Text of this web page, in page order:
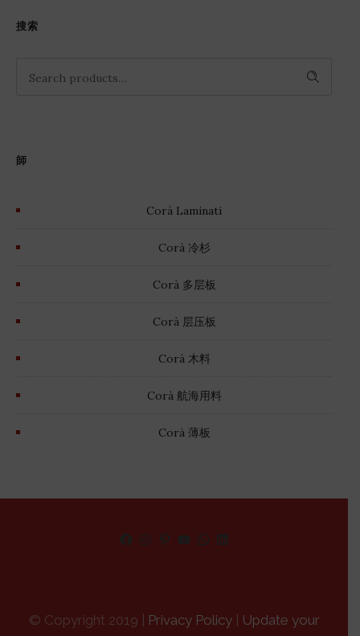
搜索
SEARCH
師
Corà Laminati
Corà 冷杉
Corà 多层板
Corà 层压板
Corà 木料
Corà 航海用料
Corà 薄板
Facebook
Instagram
Pinterest
YouTube
WhatsApp
LinkedIn
© Copyright 2019 | Privacy Policy| Update your